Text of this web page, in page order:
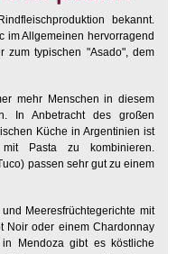
bekannt.
im Allgemeinen hervorragend
zum typischen "Asado", dem
mehr Menschen in diesem
In Anbetracht des großen
Küche in Argentinien ist
Pasta zu kombinieren.
passen sehr gut zu einem
Meeresfrüchtegerichte mit
Noir oder einem Chardonnay
Mendoza gibt es köstliche